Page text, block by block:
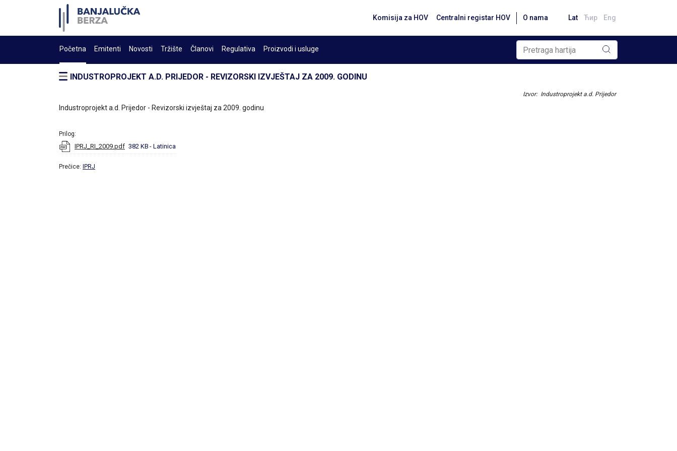
Komisija za HOV Centralni registar HOV O nama Lat Ћир Eng
Početna Emitenti Novosti Tržište Članovi Regulativa Proizvodi i usluge
INDUSTROPROJEKT A.D. PRIJEDOR - REVIZORSKI IZVJEŠTAJ ZA 2009. GODINU
Izvor: Industroprojekt a.d. Prijedor
Industroprojekt a.d. Prijedor - Revizorski izvještaj za 2009. godinu
Prilog:
IPRJ_RI_2009.pdf 382 KB - Latinica
Prečice: IPRJ